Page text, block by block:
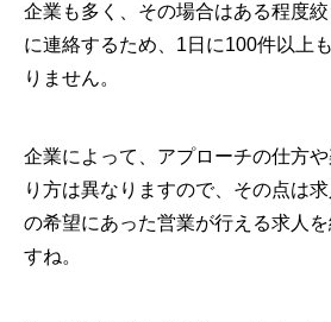
企業も多く、その場合はある程度
に連絡するため、1日に100件以上
りません。
企業によって、アプローチの仕方
り方は異なりますので、その点は
の希望にあった営業が行える求人
すね。